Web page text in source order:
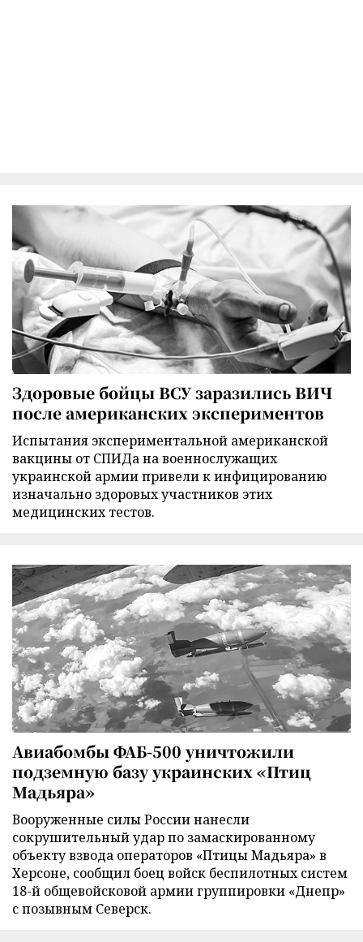
Здоровые бойцы ВСУ заразились ВИЧ
после американских экспериментов
Испытания экспериментальной американской
вакцины от СПИДа на военнослужащих
украинской армии привели к инфицированию
изначально здоровых участников этих
медицинских тестов.
Авиабомбы ФАБ-500 уничтожили
подземную базу украинских «Птиц
Мадьяра»
Вооруженные силы России нанесли
сокрушительный удар по замаскированному
объекту взвода операторов «Птицы Мадьяра» в
Херсоне, сообщил боец войск беспилотных систем
18-й общевойсковой армии группировки «Днепр»
с позывным Северск.